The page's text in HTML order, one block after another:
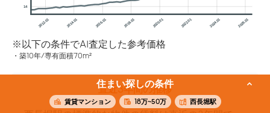
2012.01 2014.01 2016.01 2018.01 2020.01 2022.01 2024.01 2026.01
14
※以下の条件でAI査定した参考価格
築10年/専有面積70m²
直近3年間の推移
住まい探しの条件
賃貸マンション 18万~50万 西長堀駅